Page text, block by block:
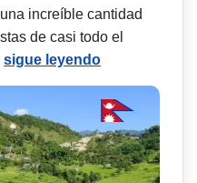
increíble cantidad
de casi todo el
sigue leyendo